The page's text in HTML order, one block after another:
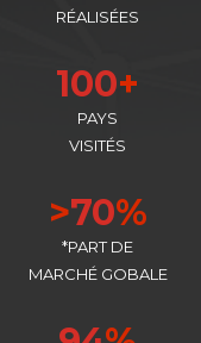
RÉALISÉES
100+
PAYS
VISITÉS
>70%
*PART DE
MARCHÉ GOBALE